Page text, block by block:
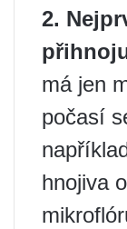
2.
má jen
počasí
hnojiva